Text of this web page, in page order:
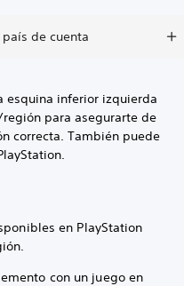
de cuenta
esquina inferior izquierda
para asegurarte de
correcta. También puede
en PlayStation
con un juego en